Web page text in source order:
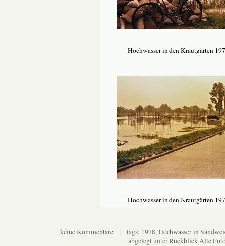
Hochwasser in den Krautgärten
Hochwasser in den Krautgärten
keine Kommentare | tags: 1978,Hochwasser in
abgelegt unterRückblick Alte